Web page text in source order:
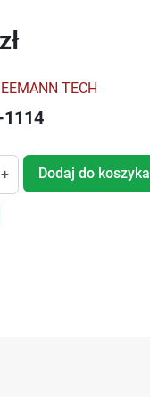
EEMANN TECH
1114
+ Dodaj do koszyka